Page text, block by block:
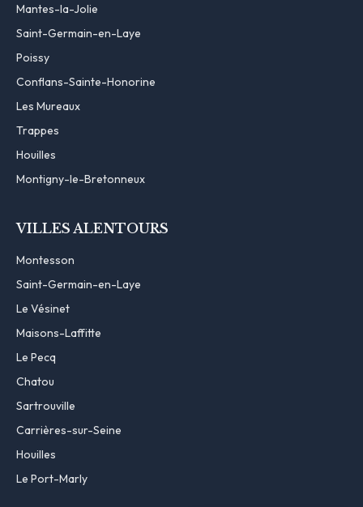
Mantes-la-Jolie
Saint-Germain-en-Laye
Poissy
Conflans-Sainte-Honorine
Les Mureaux
Trappes
Houilles
Montigny-le-Bretonneux
VILLES ALENTOURS
Montesson
Saint-Germain-en-Laye
Le Vésinet
Maisons-Laffitte
Le Pecq
Chatou
Sartrouville
Carrières-sur-Seine
Houilles
Le Port-Marly